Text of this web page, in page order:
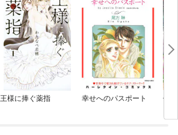
王様に捧ぐ薬指 幸せへのパスポート 億